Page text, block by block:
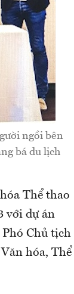
ngồi bên
bá du lịch
Thể thao
với dự án
Phó Chủ tịch
hóa, Thể